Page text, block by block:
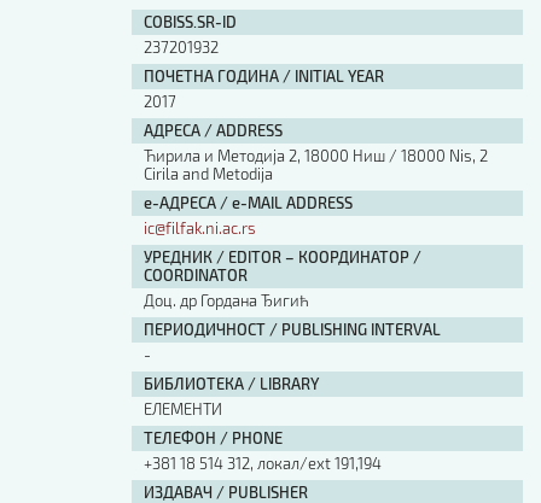
COBISS.SR-ID
237201932
ПОЧЕТНА ГОДИНА / INITIAL YEAR
2017
АДРЕСА / ADDRESS
Ћирила и Методија 2, 18000 Ниш / 18000 Nis, 2
Cirila and Metodija
е-АДРЕСА / e-MAIL ADDRESS
ic@filfak.ni.ac.rs
УРЕДНИК / EDITOR – КООРДИНАТОР /
COORDINATOR
Доц. др Гордана Ђигић
ПЕРИОДИЧНОСТ / PUBLISHING INTERVAL
-
БИБЛИОТЕКА / LIBRARY
ЕЛЕМЕНТИ
ТЕЛЕФОН / PHONE
+381 18 514 312, локал/ext 191,194
ИЗДАВАЧ / PUBLISHER